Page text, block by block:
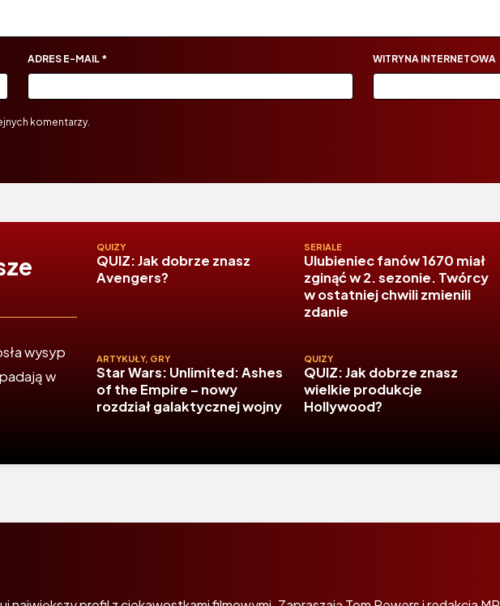
ADRES E-MAIL * WITRYNA INTERNETOWA
komentarzy.
wysyp
w
QUIZY
QUIZ: Jak dobrze znasz
Avengers?
SERIALE
Ulubieniec fanów 1670 miał
zginąć w 2. sezonie. Twórcy
w ostatniej chwili zmienili
zdanie
ARTYKUŁY, GRY
Star Wars: Unlimited: Ashes
of the Empire – nowy
rozdział galaktycznej wojny
QUIZY
QUIZ: Jak dobrze znasz
wielkie produkcje
Hollywood?